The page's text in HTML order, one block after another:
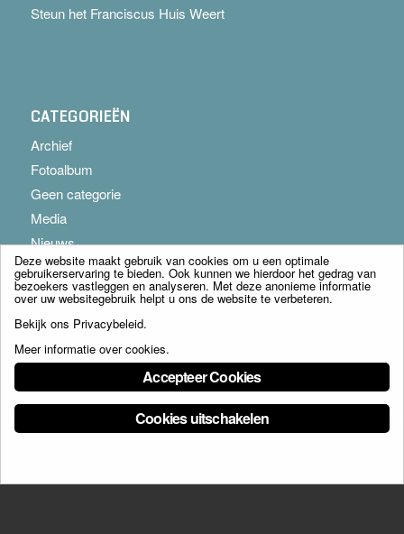
Steun het Franciscus Huis Weert
CATEGORIEËN
Archief
Fotoalbum
Geen categorie
Media
Nieuws
© Copyright - Franciscus Huis Weert B.V. - webdesign:
Deze website maakt gebruik van cookies om u een optimale
gebruikerservaring te bieden. Ook kunnen we hierdoor het gedrag van
bezoekers vastleggen en analyseren. Met deze anonieme informatie
over uw websitegebruik helpt u ons de website te verbeteren.
Bekijk ons Privacybeleid.
Meer informatie over cookies.
Accepteer Cookies
Cookies uitschakelen